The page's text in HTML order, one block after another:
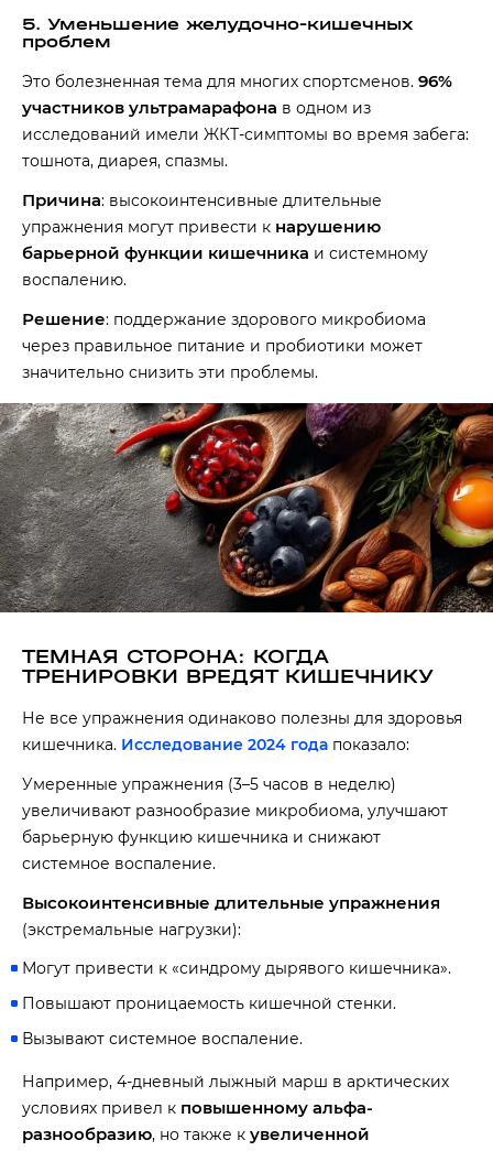
5. Уменьшение желудочно-кишечных
проблем
Это болезненная тема для многих спортсменов. 96%
участников ультрамарафона в одном из
исследований имели ЖКТ-симптомы во время забега:
тошнота, диарея, спазмы.
Причина: высокоинтенсивные длительные
упражнения могут привести к нарушению
барьерной функции кишечника и системному
воспалению.
Решение: поддержание здорового микробиома
через правильное питание и пробиотики может
значительно снизить эти проблемы.
ТЕМНАЯ СТОРОНА: КОГДА
ТРЕНИРОВКИ ВРЕДЯТ КИШЕЧНИКУ
Не все упражнения одинаково полезны для здоровья
кишечника. Исследование 2024 года показало:
Умеренные упражнения (3–5 часов в неделю)
увеличивают разнообразие микробиома, улучшают
барьерную функцию кишечника и снижают
системное воспаление.
Высокоинтенсивные длительные упражнения
(экстремальные нагрузки):
Могут привести к «синдрому дырявого кишечника».
Повышают проницаемость кишечной стенки.
Вызывают системное воспаление.
Например, 4-дневный лыжный марш в арктических
условиях привел к повышенному альфа-
разнообразию, но также к увеличенной